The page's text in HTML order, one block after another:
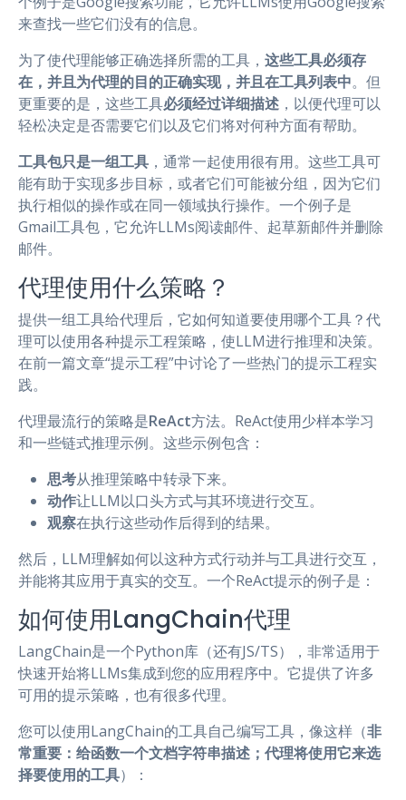
来查找一些它们没有的信息。
为了使代理能够正确选择所需的工具， 这些工具必须存
在，并且为代理的目的正确实现，并且在工具列表中。但
更重要的是，这些工具必须经过详细描述 ，以便代理可以
轻松决定是否需要它们以及它们将对何种方面有帮助。
工具包只是一组工具 ，通常一起使用很有用。这些工具可
能有助于实现多步目标，或者它们可能被分组，因为它们
执行相似的操作或在同一领域执行操作。一个例子是
Gmail工具包，它允许LLMs阅读邮件、起草新邮件并删除
邮件。
代理使用什么策略？
提供一组工具给代理后，它如何知道要使用哪个工具？代
理可以使用各种提示工程策略，使LLM进行推理和决策。
在前一篇文章“提示工程”中讨论了一些热门的提示工程实
践。
代理最流行的策略是ReAct方法。ReAct使用少样本学习
和一些链式推理示例。这些示例包含：
思考从推理策略中转录下来。
动作让LLM以口头方式与其环境进行交互。
观察在执行这些动作后得到的结果。
然后，LLM理解如何以这种方式行动并与工具进行交互，
并能将其应用于真实的交互。一个ReAct提示的例子是：
如何使用LangChain代理
LangChain是一个Python库（还有JS/TS），非常适用于
快速开始将LLMs集成到您的应用程序中。它提供了许多
可用的提示策略，也有很多代理。
您可以使用LangChain的工具自己编写工具，像这样（非
常重要：给函数一个文档字符串描述；代理将使用它来选
择要使用的工具）：